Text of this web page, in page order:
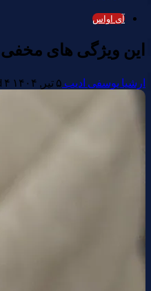
آی اواس
این ویژگی های مخفی iOS ۲۶ حتی بهتر از تیتر است
ارشیا یوسفی ادیب ۵ تیر, ۱۴۰۴ ۴ min read